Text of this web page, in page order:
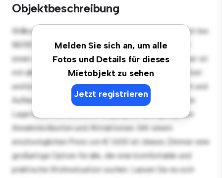
Objektbeschreibung
Melden Sie sich an, um alle
Fotos und Details für dieses
Mietobjekt zu sehen
Jetzt registrieren
Willkommen in Ihrem neuen gemütlichen Rückzugsort bei
18055 Rostock! Dieses komfortable Zimmer bietet
einen ruhigen und privaten Wohnraum. Dieses Zimmer ist
mit allem Notwendigen für Ihren Komfort ausgestattet
und bietet ein bequemes Bett, einen Arbeitsbereich und
Aufbewahrungsmöglichkeiten. Dank seiner günstigen
Lage haben Sie einfachen Zugang zu nahe gelegenen
Annehmlichkeiten und Attraktionen. Mit einem
erschwinglichen Preis von € 1.600 ist dieses Zimmer eine
großartige Option für alle, die eine komfortable und
praktische Wohnsituation suchen. Lassen Sie es sich